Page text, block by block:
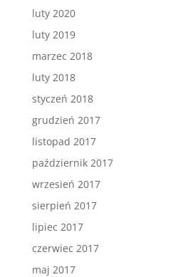
luty 2020
luty 2019
marzec 2018
luty 2018
styczeń 2018
grudzień 2017
listopad 2017
październik 2017
wrzesień 2017
sierpień 2017
lipiec 2017
czerwiec 2017
maj 2017